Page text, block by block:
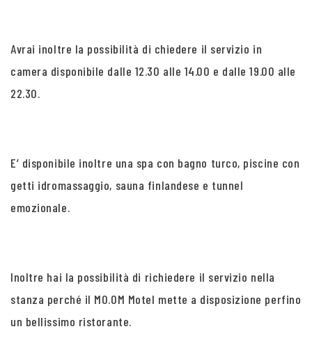
Avrai inoltre la possibilità di chiedere il servizio in
camera disponibile dalle 12.30 alle 14.00 e dalle 19.00 alle
22.30.
E’ disponibile inoltre una spa con bagno turco, piscine con
getti idromassaggio, sauna finlandese e tunnel
emozionale.
Inoltre hai la possibilità di richiedere il servizio nella
stanza perché il MO.OM Motel mette a disposizione perfino
un bellissimo ristorante.